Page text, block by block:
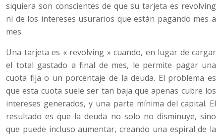
siquiera son conscientes de que su tarjeta es revolving
ni de los intereses usurarios que están pagando mes a
mes.
Una tarjeta es « revolving » cuando, en lugar de cargar
el total gastado a final de mes, le permite pagar una
cuota fija o un porcentaje de la deuda. El problema es
que esta cuota suele ser tan baja que apenas cubre los
intereses generados, y una parte mínima del capital. El
resultado es que la deuda no solo no disminuye, sino
que puede incluso aumentar, creando una espiral de la